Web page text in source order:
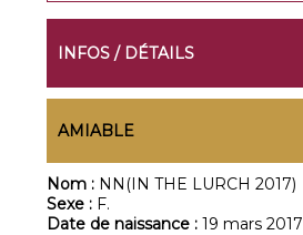
INFOS / DÉTAILS
AMIABLE
Nom : NN(IN THE LURCH 2017)
Sexe : F.
Date de naissance :19 mars 2017